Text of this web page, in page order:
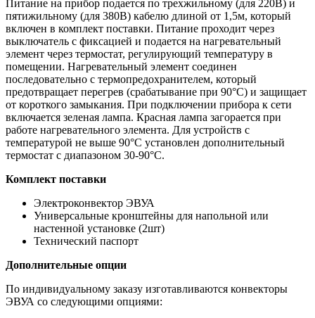
Питание на прибор подается по трехжильному (для 220В) и
пятижильному (для 380В) кабелю длиной от 1,5м, который
включен в комплект поставки. Питание проходит через
выключатель с фиксацией и подается на нагревательный
элемент через термостат, регулирующий температуру в
помещении. Нагревательный элемент соединен
последовательно с термопредохранителем, который
предотвращает перегрев (срабатывание при 90°С) и защищает
от короткого замыкания. При подключении прибора к сети
включается зеленая лампа. Красная лампа загорается при
работе нагревательного элемента. Для устройств с
температурой не выше 90°С установлен дополнительный
термостат с диапазоном 30-90°С.
Комплект поставки
Электроконвектор ЭВУА
Универсальные кронштейны для напольной или
настенной установке (2шт)
Технический паспорт
Дополнительные опции
По индивидуальному заказу изготавливаются конвекторы
ЭВУА со следующими опциями: